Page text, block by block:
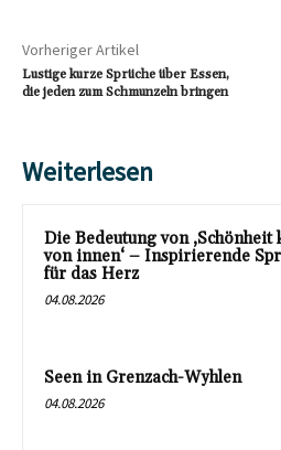
Vorheriger Artikel
Lustige kurze Sprüche über Essen,
die jeden zum Schmunzeln bringen
Weiterlesen
Die Bedeutung von ‚Schönheit
von innen‘ – Inspirierende
für das Herz
04.08.2026
Seen in Grenzach-Wyhlen
04.08.2026